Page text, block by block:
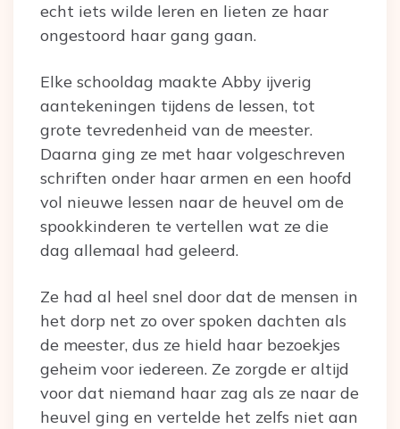
echt iets wilde leren en lieten ze haar
ongestoord haar gang gaan.
Elke schooldag maakte Abby ijverig
aantekeningen tijdens de lessen, tot
grote tevredenheid van de meester.
Daarna ging ze met haar volgeschreven
schriften onder haar armen en een hoofd
vol nieuwe lessen naar de heuvel om de
spookkinderen te vertellen wat ze die
dag allemaal had geleerd.
Ze had al heel snel door dat de mensen in
het dorp net zo over spoken dachten als
de meester, dus ze hield haar bezoekjes
geheim voor iedereen. Ze zorgde er altijd
voor dat niemand haar zag als ze naar de
heuvel ging en vertelde het zelfs niet aan